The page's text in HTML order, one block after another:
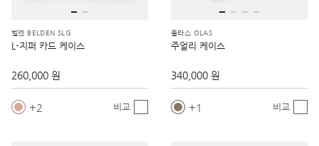
벨덴 BELDEN SLG
L-지퍼 카드 케이스
260,000 원
2 비교
올라스 OLAS
주얼리 케이스
340,000 원
1 비교